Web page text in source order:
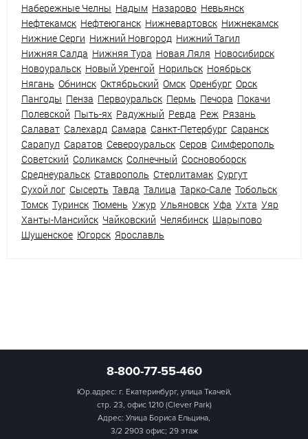
Набережные Челны Надым Назарово Невьянск
Нефтекамск Нефтеюганск Нижневартовск Нижнекамск
Нижние Серги Нижний Новгород Нижний Тагил
Нижняя Салда Нижняя Тура Новая Ляля Новосибирск
Новоуральск Новый Уренгой Норильск Ноябрьск
Нягань Обнинск Октябрьский Омск Оренбург Орск
Пангоды Пенза Первоуральск Пермь Печора Покачи
Полевской Пыть-ях Радужный Ревда Реж Рязань
Салават Салехард Самара Санкт-Петербург Саранск
Сарапул Саратов Североуральск Серов Симферополь
Советский Соликамск Солнечный Сосновоборск
Среднеуральск Ставрополь Стерлитамак Сургут
Сухой лог Сысерть Тавда Талица Тарко-Сале Тобольск
Томск Туринск Тюмень Ужур Ульяновск Уфа Ухта Уяр
Ханты-Мансийск Чайковский Челябинск Шарыпово
Шушенское Югорск Ярославль
8-800-77-55-460
Юр.адрес: г. Екатеринбург, улица Ткачей,
стр. 23, офис 1210 (Clever Park)
Адрес: Улица Бориса Ельцина,
3/2 2903 офис; 29 этаж